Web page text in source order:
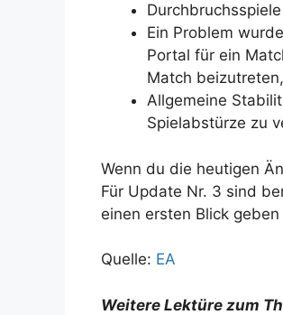
Ein Problem
Portal für ein
Match
Allgemeine
Spielabstürze zu
Wenn du die heutigen
Für Update Nr. 3 sind
einen ersten Blick
Quelle: EA
Weitere Lektüre zum